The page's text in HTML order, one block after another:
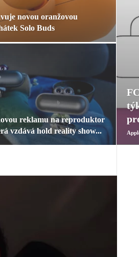
novou oranžovou
Solo Buds
reklamu na reproduktor
vzdává hold reality show...